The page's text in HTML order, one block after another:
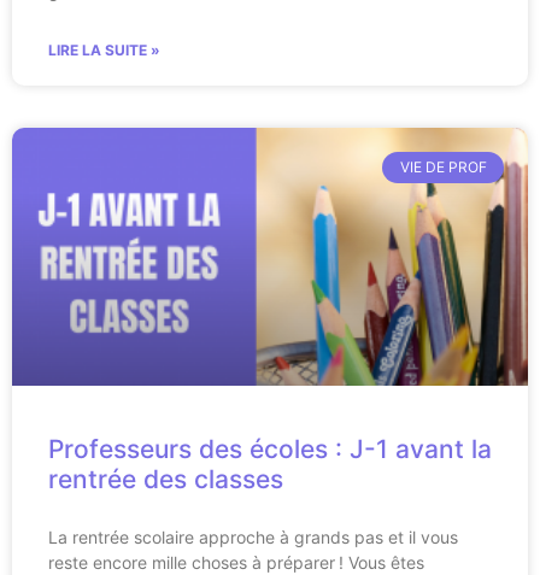
LIRE LA SUITE »
VIE DE PROF
Professeurs des écoles : J-1 avant la
rentrée des classes
La rentrée scolaire approche à grands pas et il vous
reste encore mille choses à préparer ! Vous êtes